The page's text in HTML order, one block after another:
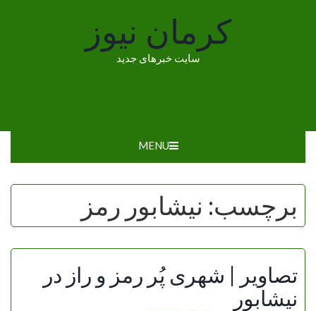
کرمان نیوز
سایت خبرهای جدید
MENU
برچسب: نیشابور رمز
تصاویر | شهری پُر رمز و راز در
نیشابور